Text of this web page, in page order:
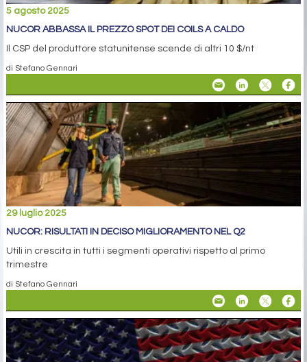
5 agosto 2025
NUCOR ABBASSA IL PREZZO SPOT DEI COILS A CALDO
Il CSP del produttore statunitense scende di altri 10 $/nt
di Stefano Gennari
29 luglio 2025
NUCOR: RISULTATI IN DECISO MIGLIORAMENTO NEL Q2
Utili in crescita in tutti i segmenti operativi rispetto al primo
trimestre
di Stefano Gennari